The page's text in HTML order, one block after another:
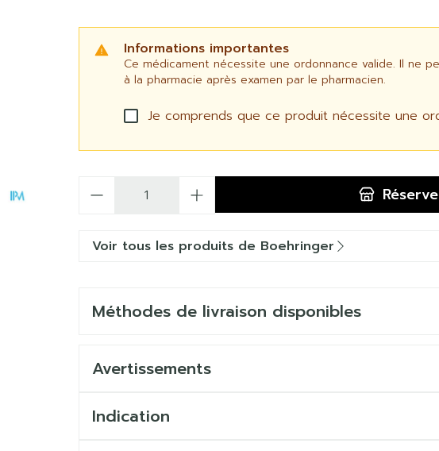
Informations importantes
Ce médicament nécessite une ordonnance valide. Il ne
à la pharmacie après examen par le pharmacien.
Je comprends que ce produit nécessite une
Voir tous les produits de Boehringer
Méthodes de livraison disponibles
Avertissements
Indication